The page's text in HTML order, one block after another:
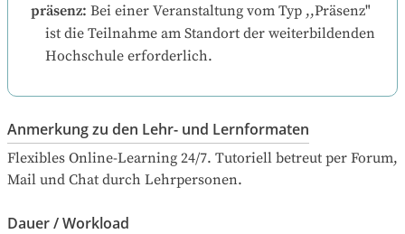
präsenz: Bei einer Veranstaltung vom Typ ,,Präsenz"
ist die Teilnahme am Standort der weiterbildenden
Hochschule erforderlich.
Anmerkung zu den Lehr- und Lernformaten
Flexibles Online-Learning 24/7. Tutoriell betreut per Forum,
Mail und Chat durch Lehrpersonen.
Dauer / Workload